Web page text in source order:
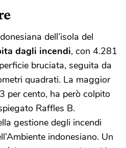
dell’isola del
dagli incendi, con 4.281
bruciata, seguita da
quadrati. La maggior
per cento, ha però colpito
Raffles B.
gestione degli incendi
indonesiano. Un